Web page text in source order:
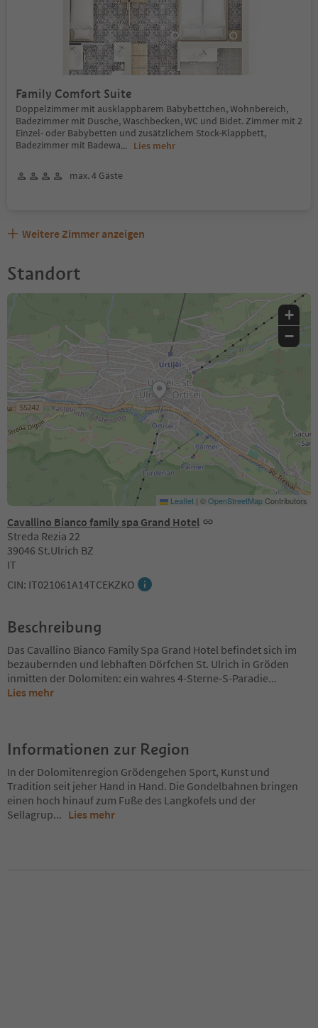
Family Comfort Suite
Doppelzimmer mit ausklappbarem Babybettchen, Wohnbereich,
Badezimmer mit Dusche, Waschbecken, WC und Bidet. Zimmer mit 2
Einzel- oder Babybetten und zusätzlichem Stock-Klappbett,
Badezimmer mit Badewa... Lies mehr
max. 4 Gäste
Weitere Zimmer anzeigen
Standort
Cavallino Bianco family spa Grand Hotel
Streda Rezia 22
39046 St.Ulrich BZ
IT
CIN: IT021061A14TCEKZKO
+
−
Leaflet | ©OpenStreetMapContributors
Beschreibung
Das Cavallino Bianco Family Spa Grand Hotel befindet sich im
bezaubernden und lebhaften Dörfchen St. Ulrich in Gröden
inmitten der Dolomiten: ein wahres 4-Sterne-S-Paradie...
Lies mehr
Informationen zur Region
In der Dolomitenregion Grödengehen Sport, Kunst und
Tradition seit jeher Hand in Hand. Die Gondelbahnen bringen
einen hoch hinauf zum Fuße des Langkofels und der
Sellagrup... Lies mehr